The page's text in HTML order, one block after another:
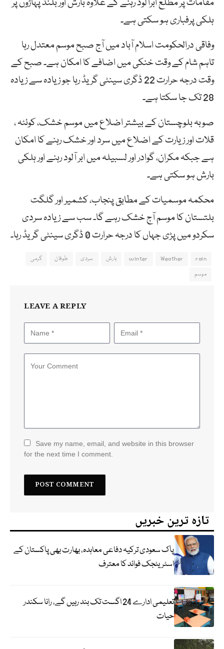
ہلکی پرفباری ہو سکتی ہے۔
وفاقی درالحکومت اسلام آباد میں آج صبح موسم معتدل رہا
تاہم شام کے وقت خنکی میں اضافے کا امکان ہے۔ صبح کے
وقت درجہ حرارت 22 ڈگری سینٹی گریڈ رہا جو زیادہ سے زیادہ
28 تک جا سکتا ہے۔
صوبہ بلوچستان کے بیشتر اضلاع میں موسم خشک، کوئٹہ ،
قلات اور زیارت کے اضلاع میں سرد اور خشک رہنے کا امکان
ہے جبکہ مکران، گوادر اور لسبیلہ میں ابر آلود رہنے اور ہلکی
بارش ہو سکتی ہے۔
محکمہ موسمیات کے مطابق پنجاب، کشمیر اور گلگت
بلتستان کا موسم آج خشک رہے گا۔ سب سے زیادہ سردی
سکردو میں پڑی جہاں کا درجہ حرارت 0 ڈگری سینٹی گریڈ رہا۔
rain
Weather
winter بارش سردی طوفان
گرمی
موسم
LEAVE A REPLY
Save my name, email, and website in this browser
for the next time I comment.
تازہ ترین خبریں
پاک سعودی ترکیہ دفاعی معاہدہ، بھارت بھی پاکستان کے
اسٹریٹجک فوائد کا معترف
تعلیمی ادارے 24 اگست تک بند رہیں گے، رانا سکندر
حیات